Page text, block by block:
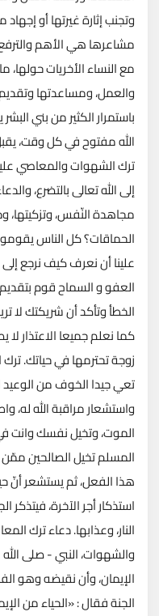
وتجنب إثارة غيرتها أو
مشاعرها هي الأهم
مع النساء الأخريات
والعمل، ومساعدتها
باستمرار الكثير من بني
الله مفتوح في كل وقت، يقبل
ترك الشهوات والمعاصي
إلى الله تعالى بالتضرع،
مجاهدة النّفس،
الحماقات؟ كل الناس
علينا أن نعرف كيف نرجع
العفو و السماح قوم
الخطأ وتأكد أن شريكتك لا
كما نعلم جميعا الاعتذار
زوجة تحترمها في حياتك.
تعي جيدا الخوف من
واستشعار مراقبة الله له،
الموت، وتخيل نفسك وانت
المسلم تخيل الصالحين
هذا الفعل، ثم يستشعر أنّ
استذكار أجر الآخرة، فيتذكر
النار، وعذابها. دعاء ترك
والشهوات، النبي - صلى
الإيمان، وأن نقيضه وهو
الجنة فقال : «الحياء من